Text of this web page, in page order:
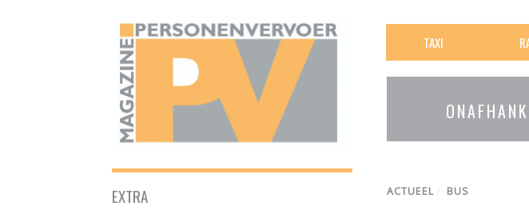
TAXI
ACTUEEL/ BUS
EXTRA